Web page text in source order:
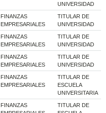
UNIVERSIDAD
FINANZAS
EMPRESARIALES
TITULAR DE
UNIVERSIDAD
FINANZAS
EMPRESARIALES
TITULAR DE
UNIVERSIDAD
FINANZAS
EMPRESARIALES
TITULAR DE
UNIVERSIDAD
FINANZAS
EMPRESARIALES
TITULAR DE
ESCUELA
UNIVERSITARIA
FINANZAS
TITULAR DE